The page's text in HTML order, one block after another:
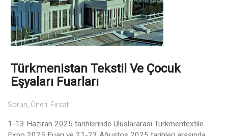
Türkmenistan Tekstil Ve Çocuk
Eşyaları Fuarları
Sorun, Öneri, Fırsat
1-13 Haziran 2025 tarihlerinde Uluslararası Turkmentextile